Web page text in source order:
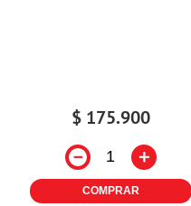
$ 175.900
－ ＋
COMPRAR